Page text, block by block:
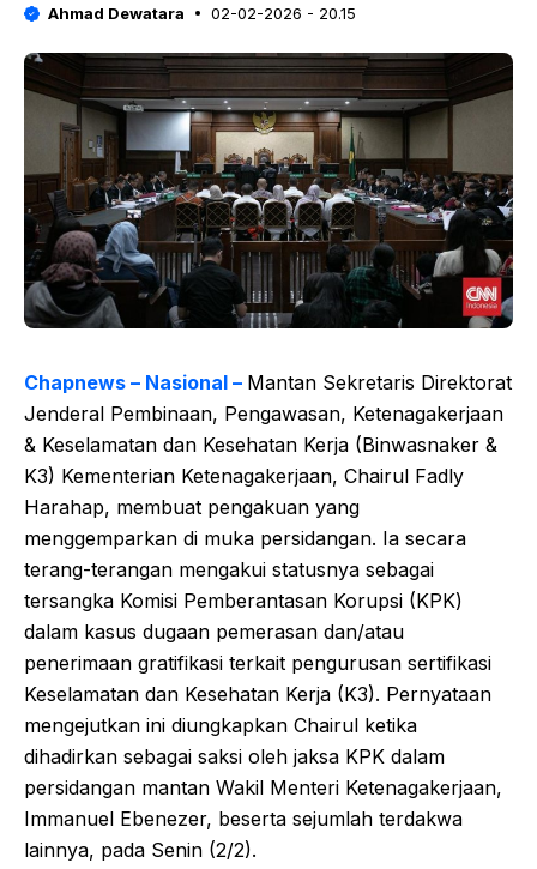
Ahmad Dewatara 02-02-2026 - 20.15
Chapnews – Nasional – Mantan Sekretaris Direktorat
Jenderal Pembinaan, Pengawasan, Ketenagakerjaan
& Keselamatan dan Kesehatan Kerja (Binwasnaker &
K3) Kementerian Ketenagakerjaan, Chairul Fadly
Harahap, membuat pengakuan yang
menggemparkan di muka persidangan. Ia secara
terang-terangan mengakui statusnya sebagai
tersangka Komisi Pemberantasan Korupsi (KPK)
dalam kasus dugaan pemerasan dan/atau
penerimaan gratifikasi terkait pengurusan sertifikasi
Keselamatan dan Kesehatan Kerja (K3). Pernyataan
mengejutkan ini diungkapkan Chairul ketika
dihadirkan sebagai saksi oleh jaksa KPK dalam
persidangan mantan Wakil Menteri Ketenagakerjaan,
Immanuel Ebenezer, beserta sejumlah terdakwa
lainnya, pada Senin (2/2).